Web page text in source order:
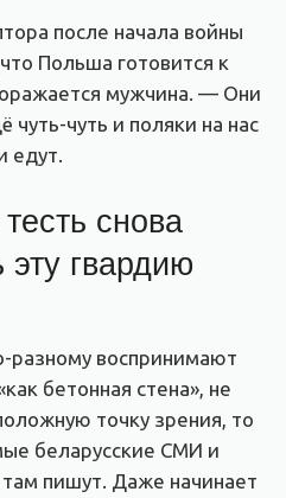
после начала войны
Польша готовится к
мужчина. — Они
чуть-чуть и поляки на нас
едут.
снова
эту гвардию
разному воспринимают
бетонная стена», не
точку зрения, то
беларусские СМИ и
пишут. Даже начинает